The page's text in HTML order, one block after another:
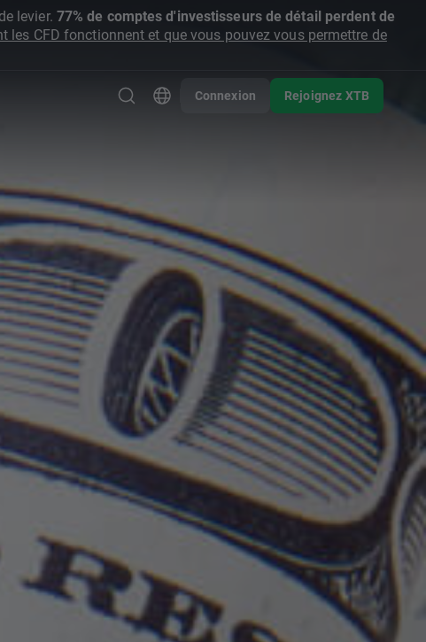
levier. 77% de comptes d'investisseurs de détail perdent de
les CFD fonctionnent et que vous pouvez vous permettre de
Connexion Rejoignez XTB